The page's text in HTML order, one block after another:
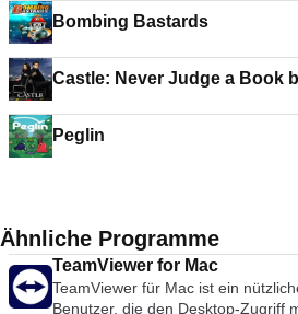
Bombing Bastards
Castle: Never Judge a Book
Peglin
Ähnliche Programme
TeamViewer for Mac
TeamViewer für Mac ist ein
Benutzer, die den Desktop-Zugriff